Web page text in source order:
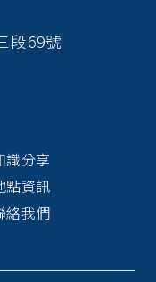
段69號
識分享
點資訊
絡我們